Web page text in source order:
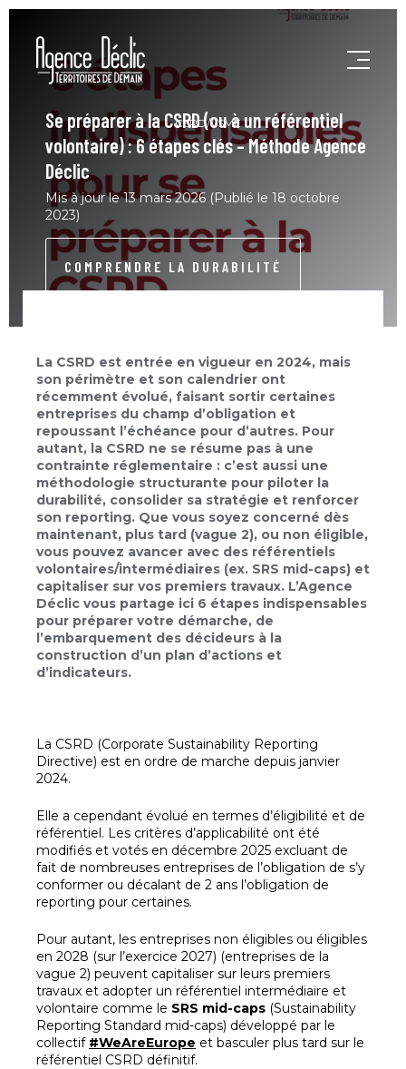
CSRD/VSME
Se préparer à la CSRD (ou à un référentiel
volontaire) : 6 étapes clés – Méthode Agence
Déclic
Mis à jour le 13 mars 2026 (Publié le 18 octobre
2023)
COMPRENDRE LA DURABILITÉ
La CSRD est entrée en vigueur en 2024, mais
son périmètre et son calendrier ont
récemment évolué, faisant sortir certaines
entreprises du champ d’obligation et
repoussant l’échéance pour d’autres. Pour
autant, la CSRD ne se résume pas à une
contrainte réglementaire : c’est aussi une
méthodologie structurante pour piloter la
durabilité, consolider sa stratégie et renforcer
son reporting. Que vous soyez concerné dès
maintenant, plus tard (vague 2), ou non éligible,
vous pouvez avancer avec des référentiels
volontaires/intermédiaires (ex. SRS mid-caps) et
capitaliser sur vos premiers travaux. L’Agence
Déclic vous partage ici 6 étapes indispensables
pour préparer votre démarche, de
l’embarquement des décideurs à la
construction d’un plan d’actions et
d’indicateurs.
La CSRD (Corporate Sustainability Reporting
Directive) est en ordre de marche depuis janvier
2024.
Elle a cependant évolué en termes d’éligibilité et de
référentiel. Les critères d’applicabilité ont été
modifiés et votés en décembre 2025 excluant de
fait de nombreuses entreprises de l’obligation de s’y
conformer ou décalant de 2 ans l’obligation de
reporting pour certaines.
Pour autant, les entreprises non éligibles ou éligibles
en 2028 (sur l’exercice 2027) (entreprises de la
vague 2) peuvent capitaliser sur leurs premiers
travaux et adopter un référentiel intermédiaire et
volontaire comme le SRS mid-caps (Sustainability
Reporting Standard mid-caps) développé par le
collectif #WeAreEurope et basculer plus tard sur le
référentiel CSRD définitif.